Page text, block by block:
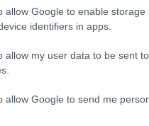
allow Google to enable
identifiers in apps.
allow my user data to be sent
allow Google to send me
una disminución
aumento en el
del cliente). En el caso
la marca se ha visto
tener